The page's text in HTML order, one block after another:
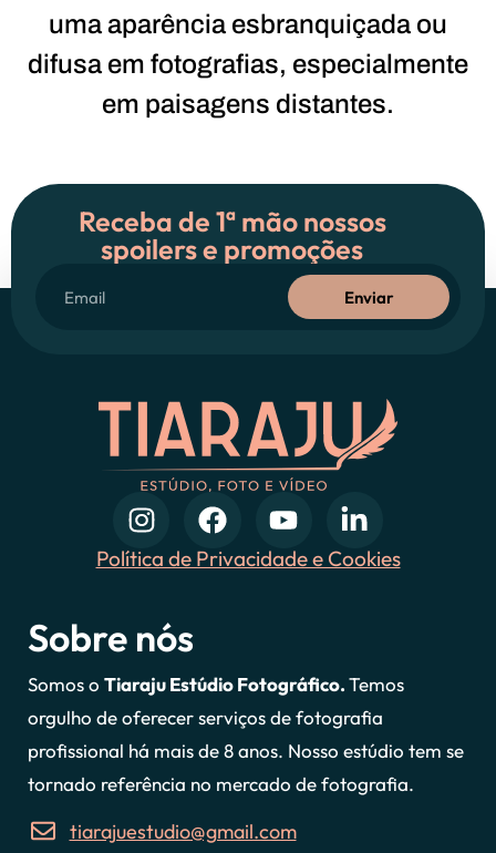
uma aparência esbranquiçada ou
difusa em fotografias, especialmente
em paisagens distantes.
Receba de 1ª mão nossos
spoilers e promoções
Enviar
Política de Privacidade e Cookies
Sobre nós
Somos o Tiaraju Estúdio Fotográfico.Temos
orgulho de oferecer serviços de fotografia
profissional há mais de 8 anos. Nosso estúdio tem se
tornado referência no mercado de fotografia.
tiarajuestudio@gmail.com